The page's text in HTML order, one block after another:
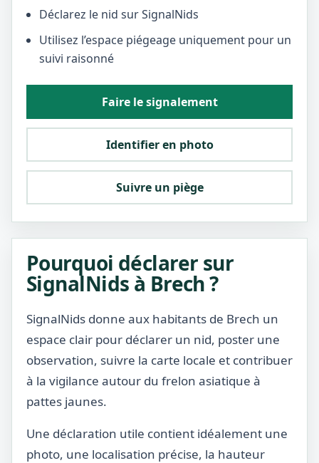
Déclarez le nid sur SignalNids
Utilisez l’espace piégeage uniquement pour un
suivi raisonné
Faire le signalement
Identifier en photo
Suivre un piège
Pourquoi déclarer sur
SignalNids à Brech ?
SignalNids donne aux habitants de Brech un
espace clair pour déclarer un nid, poster une
observation, suivre la carte locale et contribuer
à la vigilance autour du frelon asiatique à
pattes jaunes.
Une déclaration utile contient idéalement une
photo, une localisation précise, la hauteur